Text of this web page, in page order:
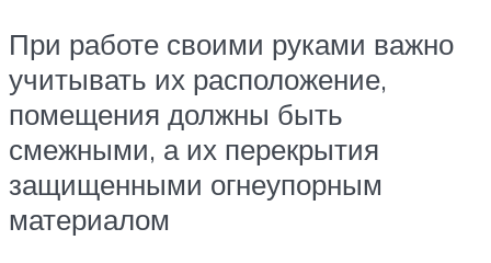
При работе своими руками важно
учитывать их расположение,
помещения должны быть
смежными, а их перекрытия
защищенными огнеупорным
материалом